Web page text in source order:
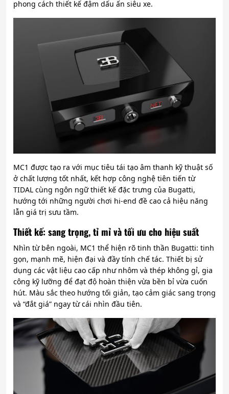
phong cách thiết kế đậm dấu ấn siêu xe.
MC1 được tạo ra với mục tiêu tái tạo âm thanh kỹ thuật số
ở chất lượng tốt nhất, kết hợp công nghệ tiên tiến từ
TIDAL cùng ngôn ngữ thiết kế đặc trưng của Bugatti,
hướng tới những người chơi hi-end đề cao cả hiệu năng
lẫn giá trị sưu tầm.
Thiết kế: sang trọng, tỉ mỉ và tối ưu cho hiệu suất
Nhìn từ bên ngoài, MC1 thể hiện rõ tinh thần Bugatti: tinh
gọn, mạnh mẽ, hiện đại và đầy tính chế tác. Thiết bị sử
dụng các vật liệu cao cấp như nhôm và thép không gỉ, gia
công kỹ lưỡng để đạt độ hoàn thiện vừa bền bỉ vừa cuốn
hút. Màu sắc theo hướng tối giản, tạo cảm giác sang trọng
và “đắt giá” ngay từ cái nhìn đầu tiên.